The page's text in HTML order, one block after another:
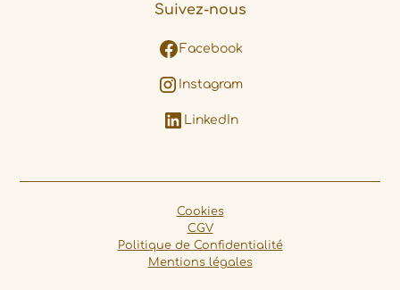
Suivez-nous
Facebook
Instagram
LinkedIn
Cookies
CGV
Politique de Confidentialité
Mentions légales